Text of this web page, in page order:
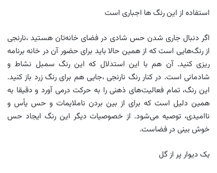
استفاده از این رنگ ها اجباری است
اگر دنبال جاری شدن حس شادی در فضای خانه‌تان هستید ،نارنجی
از رنگ‌هایی است که از همین حالا باید برای حضور آن در خانه برنامه
ریزی کنید. آن هم با این استدلال که این رنگ سمبل نشاط و
شادمانی است. در کنار رنگ نارنجی ،جایی هم برای رنگ زرد باز کنید.
این رنگ، تمام فعالیت‌های ذهنی را به حرکت درمی آورد و دقیقا به
همین دلیل است که برای از بین بردن ناملایمات و حس یأس و
ناامیدی، توصیه می‌شود. از خصوصیات دیگر این رنگ ایجاد حس
خوش بینی در فضاست.
یک دیوار پر از گل